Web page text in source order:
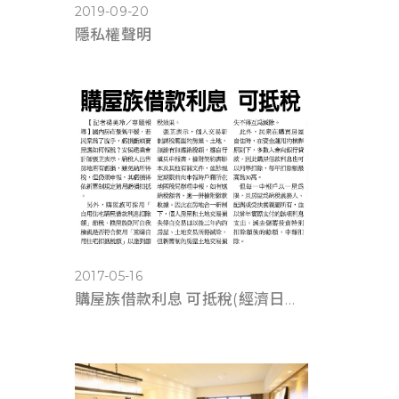
2019-09-20
隱私權聲明
2017-05-16
購屋族借款利息 可抵稅(經濟日報0516)